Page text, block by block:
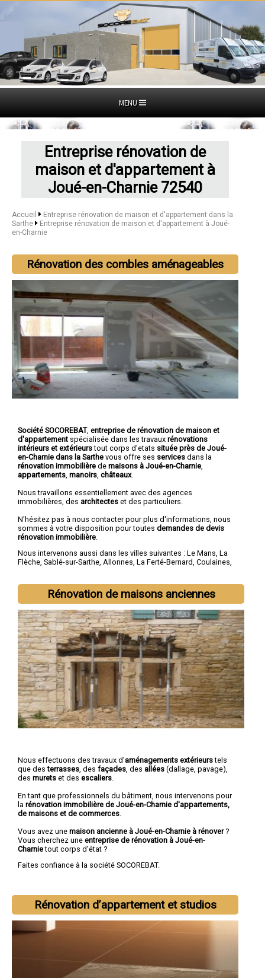
MENU
Entreprise rénovation de
maison et d'appartement à
Joué-en-Charnie 72540
Accueil
Entreprise rénovation de maison et d'appartement dans la
Sarthe
Entreprise rénovation de maison et d'appartement à Joué-
en-Charnie
Rénovation des combles aménageables
Société SOCOREBAT, entreprise de rénovation de maison et
d'appartement spécialisée dans les travaux rénovations
intérieurs et extérieurstout corps d'etats située près de Joué-
en-Charnie dans la Sarthe vous offre ses services dans la
rénovation immobilière de maisons à Joué-en-Charnie
appartements manoirs châteaux.
Nous travaillons essentiellement avec des agences
immobilières, des architectes et des particuliers.
N'hésitez pas à nous contacter pour plus d'informations, nous
sommes à votre disposition pour toutes demandes de devis
rénovation immobilière
Nous intervenons aussi dans les villes suivantes : Le Mans, La
Flèche, Sablé-sur-Sarthe, Allonnes, La Ferté-Bernard, Coulaines,
Rénovation de maisons anciennes
Nous effectuons des travaux d'aménagements extérieurstels
que desterrasses , des façades , des allées (dallage, pavage),
des murets et des escaliers
En tant que professionnels du bâtiment, nous intervenons pour
la rénovation immobilière de Joué-en-Charnie d'appartements,
de maisons et de commerces
Vous avez une maison ancienne à Joué-en-Charnie à rénover?
Vous cherchez une entreprise de rénovation à Joué-en-
Charnietout corps d'état ?
Faites confiance à la société SOCOREBAT.
Rénovation d’appartement et studios